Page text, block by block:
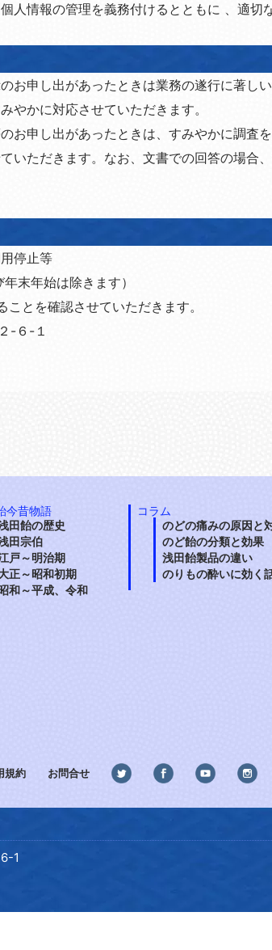
情報の管理を義務付けるとともに 、適切
お申し出があったときは業務の遂行に著し
やかに対応させていただきます。
お申し出があったときは、すみやかに調査
いただきます。なお、文書での回答の場合
停止等
末年始は除きます）
とを確認させていただきます。
-６-１
今昔物語
田飴の歴史
田宗伯
戸～明治期
正～昭和初期
和～平成、令和
コラム
のどの痛みの原因と
のど飴の分類と効果
浅田飴製品の違い
のりもの酔いに効く
規約 お問合せ
1